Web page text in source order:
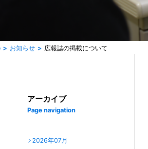
お知らせ 広報誌の掲載について
アーカイブ
Page navigation
2026年07月